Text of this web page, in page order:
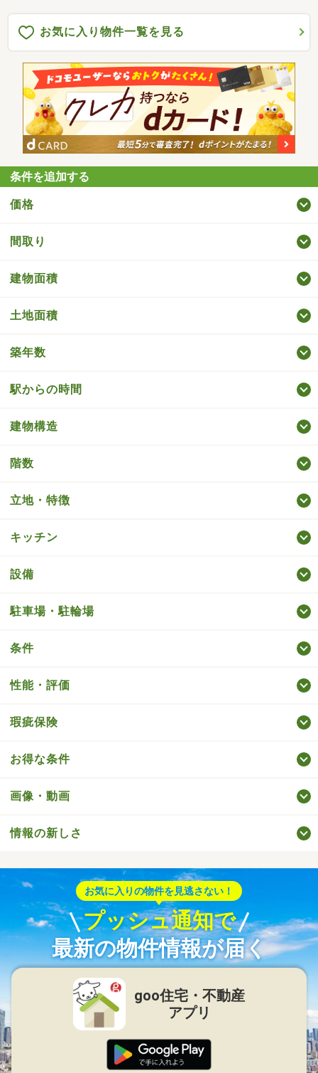
お気に入り物件一覧を見る
条件を追加する
価格
間取り
建物面積
土地面積
築年数
駅からの時間
建物構造
階数
立地・特徴
キッチン
設備
駐車場・駐輪場
条件
性能・評価
瑕疵保険
お得な条件
画像・動画
情報の新しさ
お気に入りの物件を見逃さない！
プッシュ通知で
最新の物件情報が届く
goo住宅・不動産
アプリ